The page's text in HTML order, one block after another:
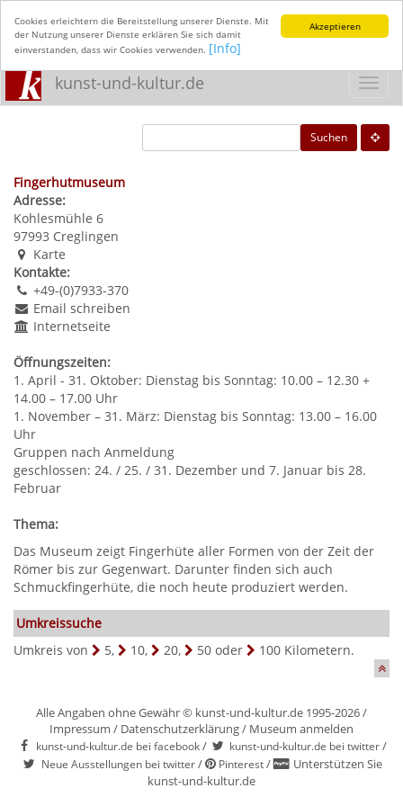
Akzeptieren
Cookies erleichtern die Bereitstellung unserer Dienste. Mit
der Nutzung unserer Dienste erklären Sie sich damit
einverstanden, dass wir Cookies verwenden. [Info]
kunst-und-kultur.de
Suchen
Fingerhutmuseum
Adresse:
Kohlesmühle 6
97993 Creglingen
Karte
Kontakte:
+49-(0)7933-370
Email schreiben
Internetseite
Öffnungszeiten:
1. April - 31. Oktober: Dienstag bis Sonntag: 10.00 – 12.30 +
14.00 – 17.00 Uhr
1. November – 31. März: Dienstag bis Sonntag: 13.00 – 16.00
Uhr
Gruppen nach Anmeldung
geschlossen: 24. / 25. / 31. Dezember und 7. Januar bis 28.
Februar
Thema:
Das Museum zeigt Fingerhüte aller Formen von der Zeit der
Römer bis zur Gegenwart. Darunter finden sich auch
Schmuckfingerhüte, die noch heute produziert werden.
Umkreissuche
Umkreis von
5, 10, 20, 50 oder 100 Kilometern.
Alle Angaben ohne Gewähr © kunst-und-kultur.de 1995-2026 /
Impressum / Datenschutzerklärung/ Museum anmelden
kunst-und-kultur.de bei facebook/ kunst-und-kultur.de bei twitter/
Neue Ausstellungen bei twitter/ Pinterest/
Unterstützen Sie
kunst-und-kultur.de